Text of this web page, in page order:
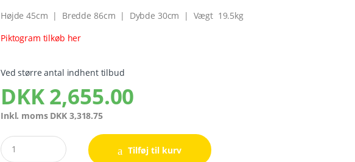
Højde 45cm | Bredde 86cm | Dybde 30cm | Vægt 19.5kg
Piktogram tilkøb her
Ved større antal indhent tilbud
DKK2,655.00
Inkl. moms DKK 3,318.75
Quantity
Tilføj til kurv